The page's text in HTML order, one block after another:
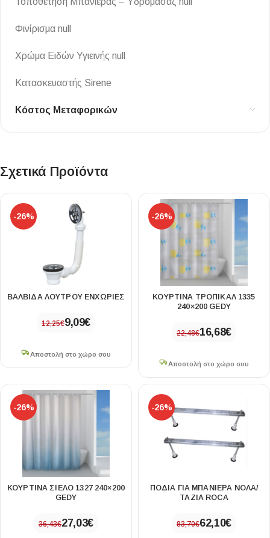
Φινίρισμα null
Χρώμα Ειδών Υγιεινής null
Κατασκευαστής Sirene
Κόστος Μεταφορικών
Σχετικά Προϊόντα
-26%
ΒΑΛΒΙΔΑ ΛΟΥΤΡΟΥ ΕΝΧΩΡΙΕΣ
12,25€9,09€
Αποστολή στο χώρο σου
-26%
ΚΟΥΡΤΙΝΑ ΤΡΟΠΙΚΑΛ 1335
240×200 GEDY
22,48€16,68€
Αποστολή στο χώρο σου
-26%
ΚΟΥΡΤΙΝΑ ΣΙΕΛΟ 1327 240×200
GEDY
36,43€27,03€
-26%
ΠΟΔΙΑ ΓΙΑ ΜΠΑΝΙΕΡΑ ΝΟΛΑ/
ΤΑΖΙΑ ROCA
83,70€62,10€